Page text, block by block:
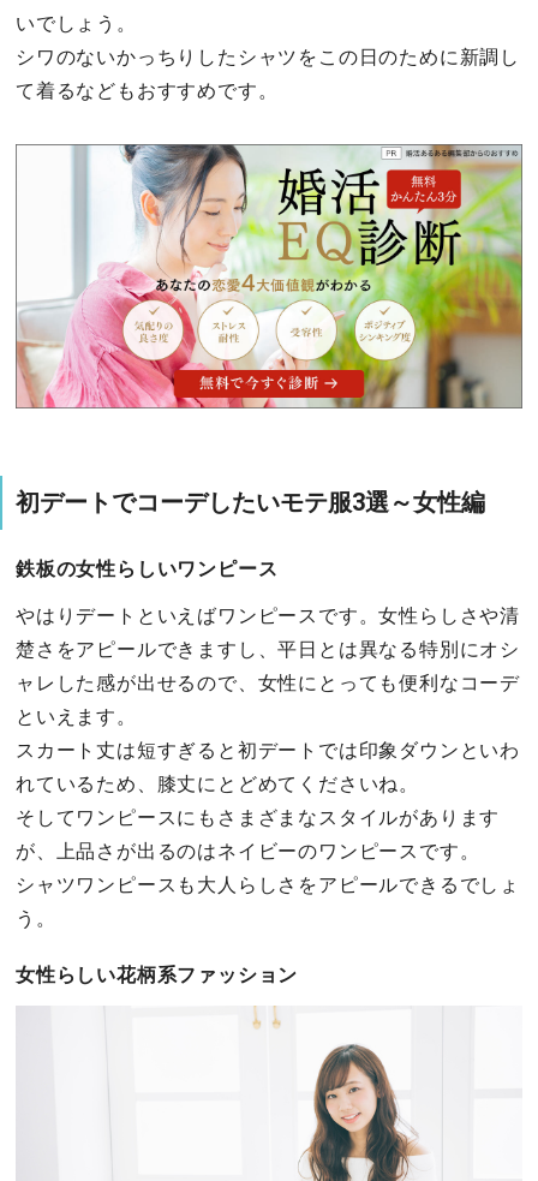
いでしょう。
シワのないかっちりしたシャツをこの日のために新調し
て着るなどもおすすめです。
初デートでコーデしたいモテ服3選～女性編
鉄板の女性らしいワンピース
やはりデートといえばワンピースです。女性らしさや清
楚さをアピールできますし、平日とは異なる特別にオシ
ャレした感が出せるので、女性にとっても便利なコーデ
といえます。
スカート丈は短すぎると初デートでは印象ダウンといわ
れているため、膝丈にとどめてくださいね。
そしてワンピースにもさまざまなスタイルがあります
が、上品さが出るのはネイビーのワンピースです。
シャツワンピースも大人らしさをアピールできるでしょ
う。
女性らしい花柄系ファッション